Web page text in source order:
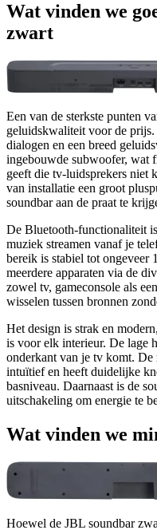
Wat vinden we
zwart
Een van de sterkste punten
geluidskwaliteit voor de
dialogen en een breed
ingebouwde subwoofer, wat
geeft die tv-luidsprekers niet
van installatie een groot
soundbar aan de praat te
De Bluetooth-functionaliteit
muziek streamen vanaf je
bereik is stabiel tot ongeveer
meerdere apparaten via de
zowel tv, gameconsole als
wisselen tussen bronnen
Het design is strak en
is voor elk interieur. De lage
onderkant van je tv komt. De
intuïtief en heeft duidelijke
basniveau. Daarnaast is de
uitschakeling om energie te
Wat vinden we
Hoewel de JBL soundbar